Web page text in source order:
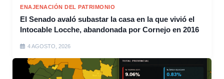
ENAJENACIÓN DEL PATRIMONIO
El Senado avaló subastar la casa en la que vivió el
Intocable Locche, abandonada por Cornejo en 2016
4 AGOSTO, 2026